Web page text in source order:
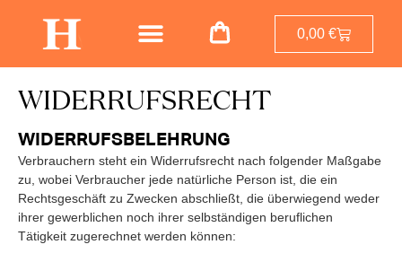
0,00€
WIDERRUFSRECHT
WIDERRUFSBELEHRUNG
Verbrauchern steht ein Widerrufsrecht nach folgender Maßgabe
zu, wobei Verbraucher jede natürliche Person ist, die ein
Rechtsgeschäft zu Zwecken abschließt, die überwiegend weder
ihrer gewerblichen noch ihrer selbständigen beruflichen
Tätigkeit zugerechnet werden können: